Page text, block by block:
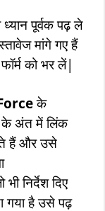
पूर्वक पढ़ ले
मांगे गए हैं
को भर लें|
के
के अंत में लिंक
हैं और उसे
निर्देश दिए
गया है उसे पढ़